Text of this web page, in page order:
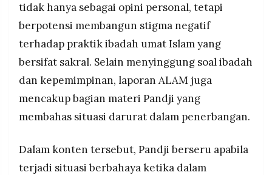
tidak hanya sebagai opini personal, tetapi
berpotensi membangun stigma negatif
terhadap praktik ibadah umat Islam yang
bersifat sakral. Selain menyinggung soal ibadah
dan kepemimpinan, laporan ALAM juga
mencakup bagian materi Pandji yang
membahas situasi darurat dalam penerbangan.
Dalam konten tersebut, Pandji berseru apabila
terjadi situasi berbahaya ketika dalam